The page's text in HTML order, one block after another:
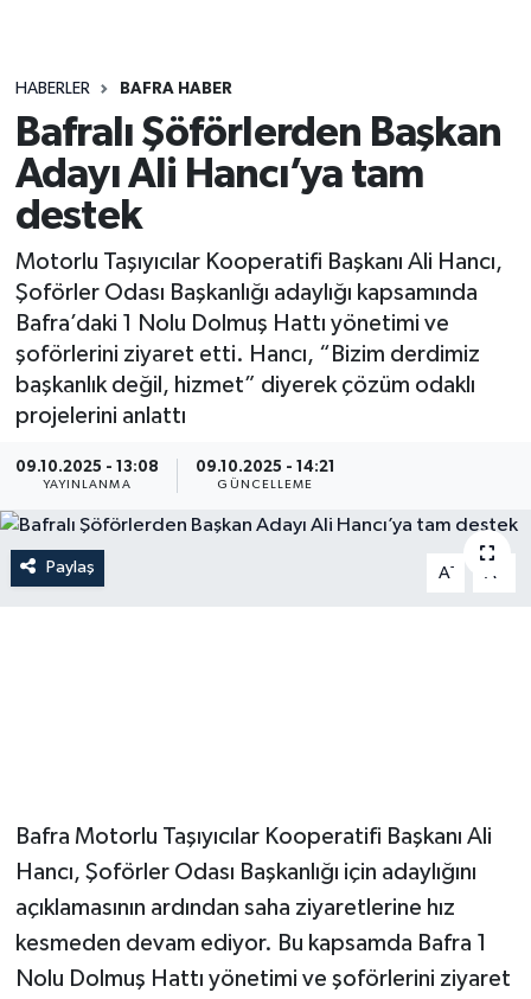
HABERLER BAFRA HABER
Bafralı Şöförlerden Başkan
Adayı Ali Hancı’ya tam
destek
Motorlu Taşıyıcılar Kooperatifi Başkanı Ali Hancı,
Şoförler Odası Başkanlığı adaylığı kapsamında
Bafra’daki 1 Nolu Dolmuş Hattı yönetimi ve
şoförlerini ziyaret etti. Hancı, “Bizim derdimiz
başkanlık değil, hizmet” diyerek çözüm odaklı
projelerini anlattı
09.10.2025 - 13:08
YAYINLANMA
09.10.2025 - 14:21
GÜNCELLEME
Paylaş A- A
Bafra Motorlu Taşıyıcılar Kooperatifi Başkanı Ali
Hancı, Şoförler Odası Başkanlığı için adaylığını
açıklamasının ardından saha ziyaretlerine hız
kesmeden devam ediyor. Bu kapsamda Bafra 1
Nolu Dolmuş Hattı yönetimi ve şoförlerini ziyaret